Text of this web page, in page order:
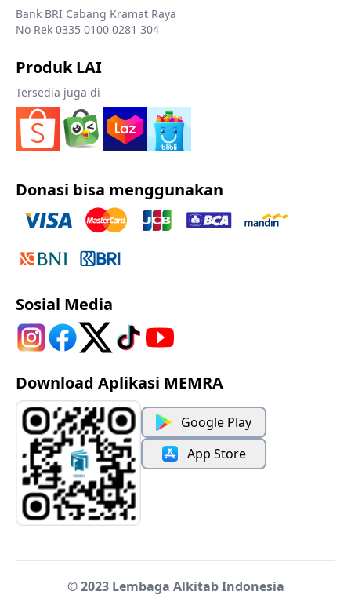
Bank BRI Cabang Kramat Raya
No Rek 0335 0100 0281 304
Produk LAI
Tersedia juga di
Donasi bisa menggunakan
Sosial Media
Download Aplikasi MEMRA
Google Play
App Store
© 2023 Lembaga Alkitab Indonesia